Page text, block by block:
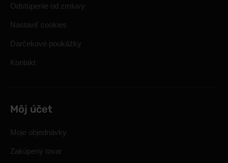
Odstúpenie od zmluvy
Nastaviť cookies
Darčekové poukážky
Kontakt
Môj účet
Moje objednávky
Zakúpený tovar